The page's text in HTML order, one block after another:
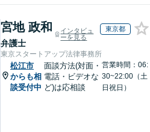
宮地 政和
弁護士
インタビュ
ーを見る
東京都
東京スタートアップ法律事務所
松江市
からも相
談受付中
面談方法(対面・
電話・ビデオな
ど)は応相談
営業時間：06:
30~22:00（土
日祝日）